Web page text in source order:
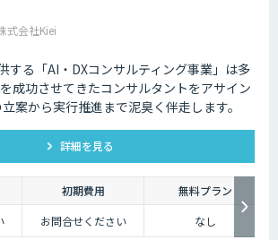
式会社Kiei
する「AI・DXコンサルティング事業」は多
成功させてきたコンサルタントをアサイン
案から実行推進まで泥臭く伴走します。
詳細を見る
初期費用
無料プラン
お問合せください なし